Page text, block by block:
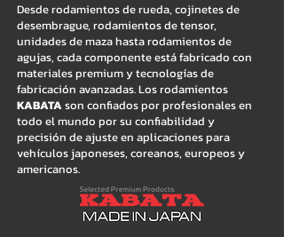
Desde rodamientos de rueda, cojinetes de
desembrague, rodamientos de tensor,
unidades de maza hasta rodamientos de
agujas, cada componente está fabricado con
materiales premium y tecnologías de
fabricación avanzadas. Los rodamientos
KABATAson confiados por profesionales en
todo el mundo por su confiabilidad y
precisión de ajuste en aplicaciones para
vehículos japoneses, coreanos, europeos y
americanos.